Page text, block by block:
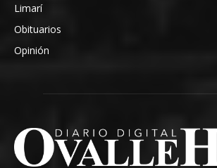
Limarí
Obituarios
Opinión